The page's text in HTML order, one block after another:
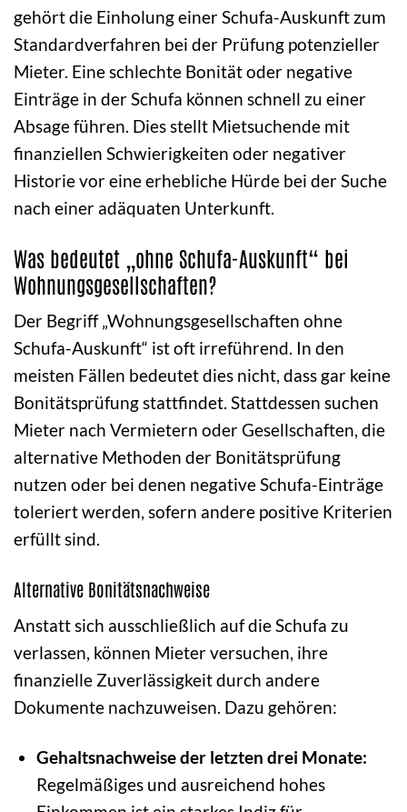
gehört die Einholung einer Schufa-Auskunft zum
Standardverfahren bei der Prüfung potenzieller
Mieter. Eine schlechte Bonität oder negative
Einträge in der Schufa können schnell zu einer
Absage führen. Dies stellt Mietsuchende mit
finanziellen Schwierigkeiten oder negativer
Historie vor eine erhebliche Hürde bei der Suche
nach einer adäquaten Unterkunft.
Was bedeutet „ohne Schufa-Auskunft“ bei
Wohnungsgesellschaften?
Der Begriff „Wohnungsgesellschaften ohne
Schufa-Auskunft“ ist oft irreführend. In den
meisten Fällen bedeutet dies nicht, dass gar keine
Bonitätsprüfung stattfindet. Stattdessen suchen
Mieter nach Vermietern oder Gesellschaften, die
alternative Methoden der Bonitätsprüfung
nutzen oder bei denen negative Schufa-Einträge
toleriert werden, sofern andere positive Kriterien
erfüllt sind.
Alternative Bonitätsnachweise
Anstatt sich ausschließlich auf die Schufa zu
verlassen, können Mieter versuchen, ihre
finanzielle Zuverlässigkeit durch andere
Dokumente nachzuweisen. Dazu gehören:
Gehaltsnachweise der letzten drei Monate:
Regelmäßiges und ausreichend hohes